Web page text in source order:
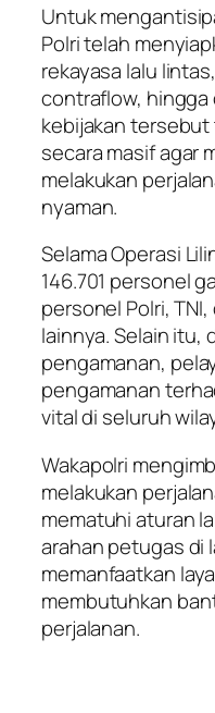
Untuk
Polri telah
rekayasa lalu
contraflow, hingga
kebijakan
secara masif agar
melakukan
nyaman.
Selama Operasi
146.701 personel
personel Polri,
lainnya. Selain itu,
pengamanan,
pengamanan
vital di seluruh
Wakapolri
melakukan
mematuhi aturan
arahan petugas di
memanfaatkan
membutuhkan
perjalanan.